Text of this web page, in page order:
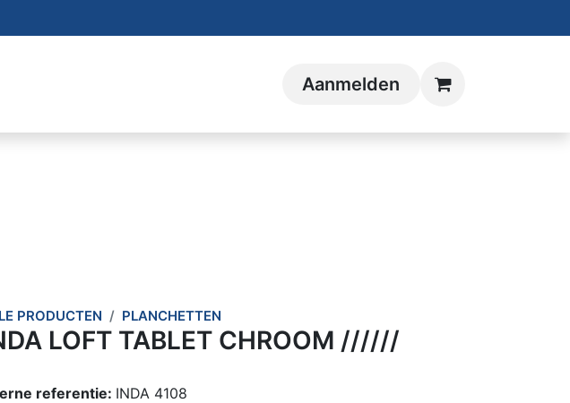
Aanmelden
PRODUCTEN PLANCHETTEN
LOFT TABLET CHROOM //////
referentie: INDA 4108